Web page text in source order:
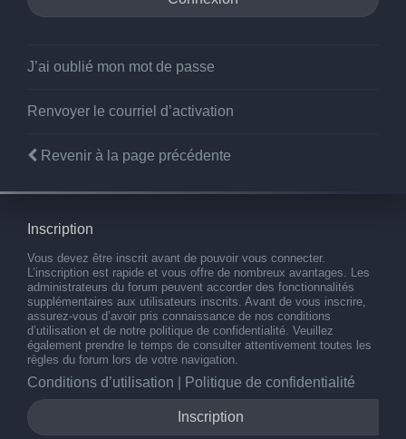
J’ai oublié mon mot de passe
Renvoyer le courriel d’activation
Revenir à la page précédente
Inscription
Vous devez être inscrit avant de pouvoir vous connecter.
L’inscription est rapide et vous offre de nombreux avantages. Les
administrateurs du forum peuvent accorder des fonctionnalités
supplémentaires aux utilisateurs inscrits. Avant de vous inscrire,
assurez-vous d’avoir pris connaissance de nos conditions
d’utilisation et de notre politique de confidentialité. Veuillez
également prendre le temps de consulter attentivement toutes les
règles du forum lors de votre navigation.
Conditions d’utilisation Politique de confidentialité
Inscription